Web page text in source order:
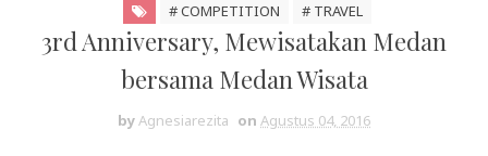
# COMPETITION # TRAVEL
3rd Anniversary, Mewisatakan Medan
bersama Medan Wisata
byAgnesiarezita on Agustus 04, 2016